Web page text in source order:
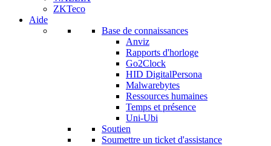
ZKTeco
Aide
Base de connaissances
Anviz
Rapports d'horloge
Go2Clock
HID DigitalPersona
Malwarebytes
Ressources humaines
Temps et présence
Uni-Ubi
Soutien
Soumettre un ticket d'assistance